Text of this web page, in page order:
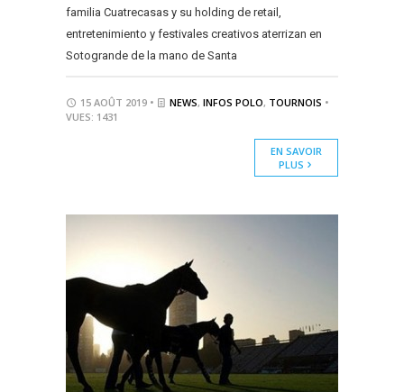
familia Cuatrecasas y su holding de retail,
entretenimiento y festivales creativos aterrizan en
Sotogrande de la mano de Santa
15 AOÛT 2019 • NEWS, INFOS POLO, TOURNOIS •
VUES: 1431
EN SAVOIR
PLUS